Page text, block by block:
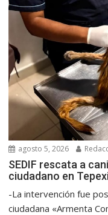
agosto 5, 2026
SEDIF rescata a
ciudadano en
-La intervención fue
ciudadana «Armenta